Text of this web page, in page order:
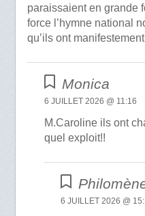
paraissaient en grande
force l’hymne national
qu’ils ont
Monica
6 JUILLET 2026 @ 11:16
M.Caroline ils ont
quel exploit!!
6 JUILLET 2026 @